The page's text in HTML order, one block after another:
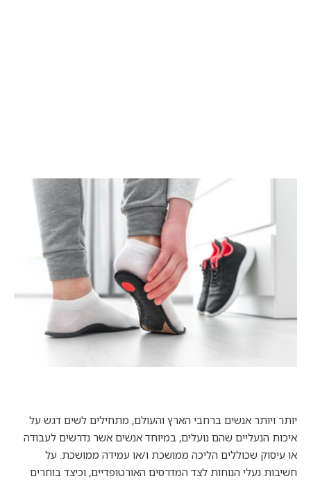
יותר ויותר אנשים ברחבי הארץ והעולם, מתחילים לשים דגש על
איכות הנעליים שהם נועלים, במיוחד אנשים אשר נדרשים לעבודה
או עיסוק שכוללים הליכה ממושכת ו/או עמידה ממושכת. על
חשיבות נעלי הנוחות לצד המדרסים האורטופדיים, וכיצד בוחרים